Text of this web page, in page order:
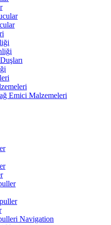
Emici Malzemeleri
Navigation